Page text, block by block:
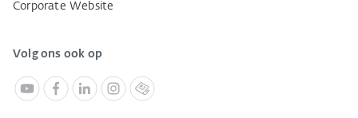
Corporate Website
Volg ons ook op